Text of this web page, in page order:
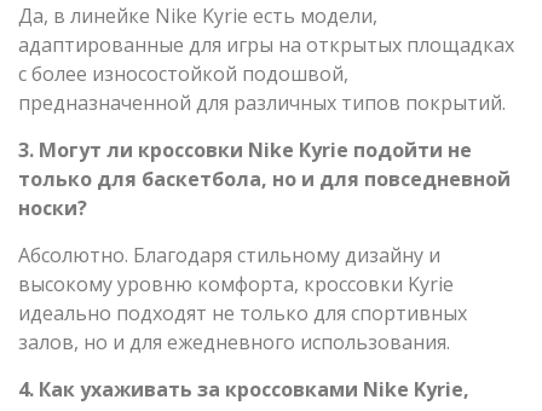
Да, в линейке Nike Kyrie есть модели,
адаптированные для игры на открытых площадках
с более износостойкой подошвой,
предназначенной для различных типов покрытий.
3. Могут ли кроссовки Nike Kyrie подойти не
только для баскетбола, но и для повседневной
носки?
Абсолютно. Благодаря стильному дизайну и
высокому уровню комфорта, кроссовки Kyrie
идеально подходят не только для спортивных
залов, но и для ежедневного использования.
4. Как ухаживать за кроссовками Nike Kyrie,